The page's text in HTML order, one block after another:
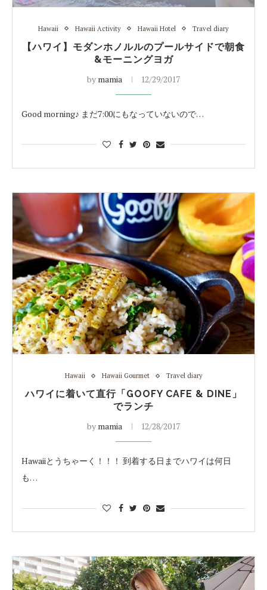
Hawaii Hawaii Activity Hawaii Hotel Travel diary
【ハワイ】モダンホノルルのプールサイドで朝食
&モーニングヨガ
by mamia 12/29/2017
Good morning♪ まだ7:00にもなっていないので…
Hawaii Hawaii Gourmet Travel diary
ハワイに着いて直行「GOOFY CAFE & DINE」
でランチ
by mamia 12/28/2017
Hawaiiとうちゃーく！！！ 到着する日までハワイは何日
も…